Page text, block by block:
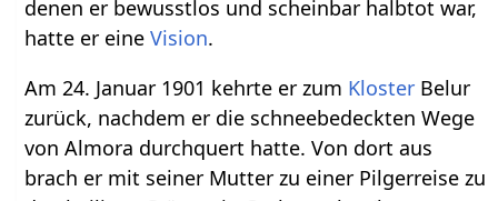
denen er bewusstlos und scheinbar halbtot war,
hatte er eineVision.
Am 24. Januar 1901 kehrte er zum Kloster Belur
zurück, nachdem er die schneebedeckten Wege
von Almora durchquert hatte. Von dort aus
brach er mit seiner Mutter zu einer Pilgerreise zu